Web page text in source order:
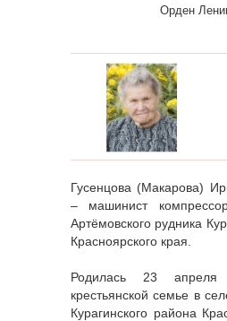
Орден
Гусенцова (Макарова)
– машинист
Артёмовского рудника
Красноярского края.
Родилась 23
крестьянской семье в
Курагинского района